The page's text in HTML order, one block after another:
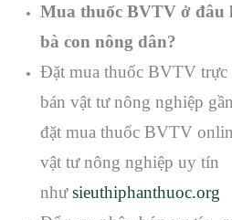
Mua thuốc BVTV ở đâu
bà con nông dân?
Đặt mua thuốc BVTV trực
bán vật tư nông nghiệp
đặt mua thuốc BVTV
vật tư nông nghiệp uy tín
nhưsieuthiphanthuoc.org